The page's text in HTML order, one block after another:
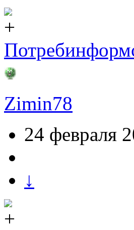
Zimin78
24 февраля
↓